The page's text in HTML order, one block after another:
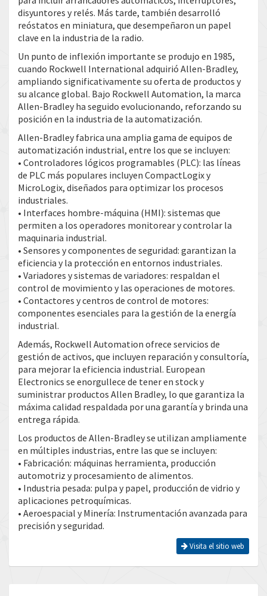
disyuntores y relés. Más tarde, también desarrolló
reóstatos en miniatura, que desempeñaron un papel
clave en la industria de la radio.
Un punto de inflexión importante se produjo en 1985,
cuando Rockwell International adquirió Allen-Bradley,
ampliando significativamente su oferta de productos y
su alcance global. Bajo Rockwell Automation, la marca
Allen-Bradley ha seguido evolucionando, reforzando su
posición en la industria de la automatización.
Allen-Bradley fabrica una amplia gama de equipos de
automatización industrial, entre los que se incluyen:
• Controladores lógicos programables (PLC): las líneas
de PLC más populares incluyen CompactLogix y
MicroLogix, diseñados para optimizar los procesos
industriales.
• Interfaces hombre-máquina (HMI): sistemas que
permiten a los operadores monitorear y controlar la
maquinaria industrial.
• Sensores y componentes de seguridad: garantizan la
eficiencia y la protección en entornos industriales.
• Variadores y sistemas de variadores: respaldan el
control de movimiento y las operaciones de motores.
• Contactores y centros de control de motores:
componentes esenciales para la gestión de la energía
industrial.
Además, Rockwell Automation ofrece servicios de
gestión de activos, que incluyen reparación y consultoría,
para mejorar la eficiencia industrial. European
Electronics se enorgullece de tener en stock y
suministrar productos Allen Bradley, lo que garantiza la
máxima calidad respaldada por una garantía y brinda una
entrega rápida.
Los productos de Allen-Bradley se utilizan ampliamente
en múltiples industrias, entre las que se incluyen:
• Fabricación: máquinas herramienta, producción
automotriz y procesamiento de alimentos.
• Industria pesada: pulpa y papel, producción de vidrio y
aplicaciones petroquímicas.
• Aeroespacial y Minería: Instrumentación avanzada para
precisión y seguridad.
Visita el sitio web